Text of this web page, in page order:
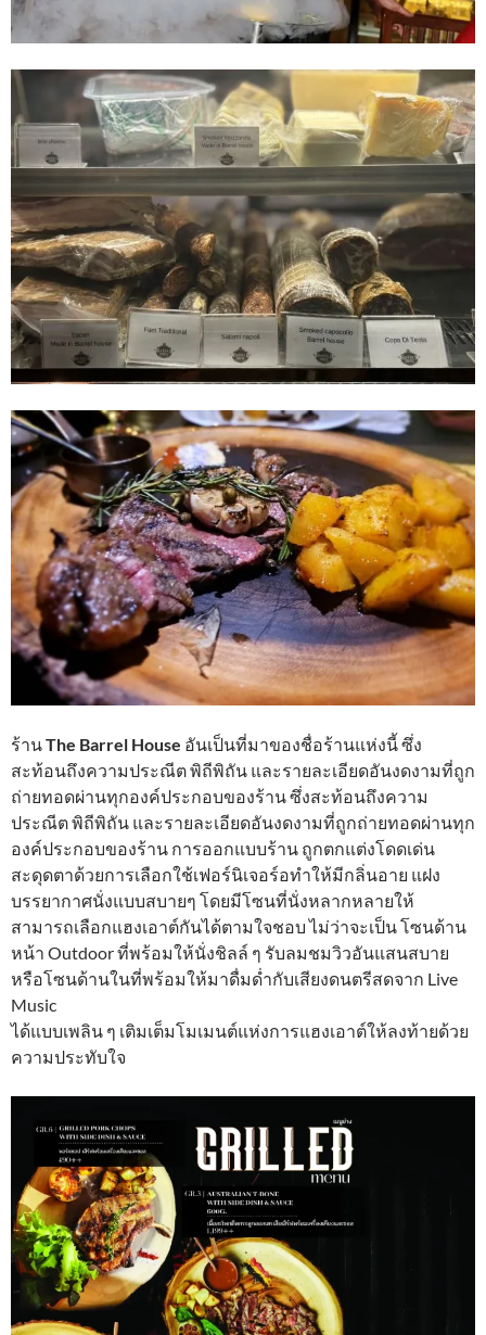
ร้านThe Barrel House อันเป็นที่มาของชื่อร้านแห่งนี้ ซึ่ง
สะท้อนถึงความประณีต พิถีพิถัน และรายละเอียดอันงดงามที่ถูก
ถ่ายทอดผ่านทุกองค์ประกอบของร้าน ซึ่งสะท้อนถึงความ
ประณีต พิถีพิถัน และรายละเอียดอันงดงามที่ถูกถ่ายทอดผ่านทุก
องค์ประกอบของร้าน การออกแบบร้าน ถูกตกแต่งโดดเด่น
สะดุดตาด้วยการเลือกใช้เฟอร์นิเจอร์อทำให้มีกลิ่นอาย แฝง
บรรยากาศนั่งแบบสบายๆ โดยมีโซนที่นั่งหลากหลายให้
สามารถเลือกแฮงเอาต์กันได้ตามใจชอบ ไม่ว่าจะเป็น โซนด้าน
หน้า Outdoor ที่พร้อมให้นั่งชิลล์ ๆ รับลมชมวิวอันแสนสบาย
หรือโซนด้านในที่พร้อมให้มาดื่มด่ำกับเสียงดนตรีสดจาก Live
Music
ได้แบบเพลิน ๆ เติมเต็มโมเมนต์แห่งการแฮงเอาต์ให้ลงท้ายด้วย
ความประทับใจ